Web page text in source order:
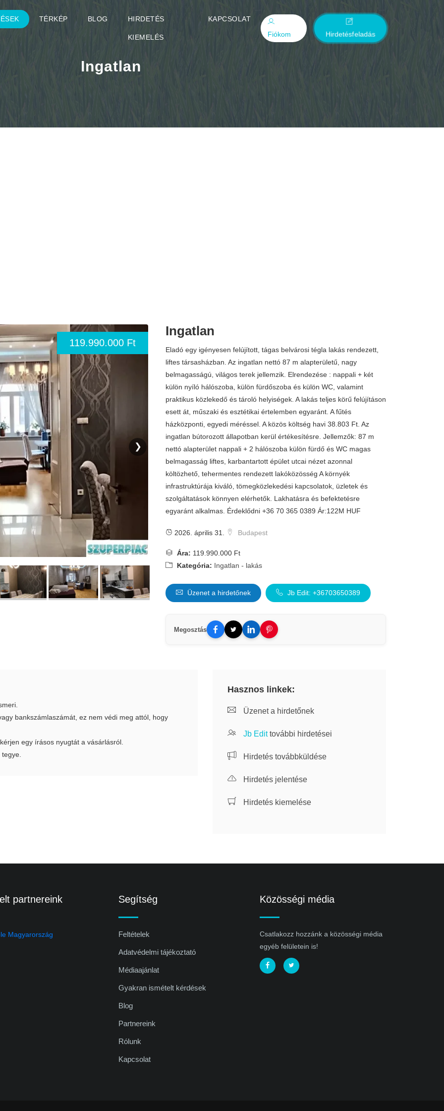
TÉRKÉP BLOG HIRDETÉS
KIEMELÉS
KAPCSOLAT
Fiókom
Hirdetésfeladás
Ingatlan
119.990.000 Ft
❯
Ingatlan
Eladó egy igényesen felújított, tágas belvárosi tégla lakás rendezett,
liftes társasházban. Az ingatlan nettó 87 m alapterületű, nagy
belmagasságú, világos terek jellemzik. Elrendezése : nappali + két
külön nyíló hálószoba, külön fürdőszoba és külön WC, valamint
praktikus közlekedő és tároló helyiségek. A lakás teljes körű felújításon
esett át, műszaki és esztétikai értelemben egyaránt. A fűtés
házközponti, egyedi méréssel. A közös költség havi 38.803 Ft. Az
ingatlan bútorozott állapotban kerül értékesítésre. Jellemzők: 87 m
nettó alapterület nappali + 2 hálószoba külön fürdő és WC magas
belmagasság liftes, karbantartott épület utcai nézet azonnal
költözhető, tehermentes rendezett lakóközösség A környék
infrastruktúrája kiváló, tömegközlekedési kapcsolatok, üzletek és
szolgáltatások könnyen elérhetők. Lakhatásra és befektetésre
egyaránt alkalmas. Érdeklődni +36 70 365 0389 Ár:122M HUF
2026. április 31. Budapest
Ára: 119.990.000 Ft
Kategória: Ingatlan - lakás
Üzenet a hirdetőnek Jb Edit: +36703650389
Megosztás
bankszámlaszámát, ez nem védi meg attól, hogy
egy írásos nyugtát a vásárlásról.
Hasznos linkek:
Üzenet a hirdetőnek
Jb Edittovábbi hirdetései
Hirdetés továbbküldése
Hirdetés jelentése
Hirdetés kiemelése
partnereink Segítség
Feltételek
Adatvédelmi tájékoztató
Médiaajánlat
Gyakran ismételt kérdések
Blog
Partnereink
Rólunk
Kapcsolat
Közösségi média
Csatlakozz hozzánk a közösségi média
egyéb felületein is!